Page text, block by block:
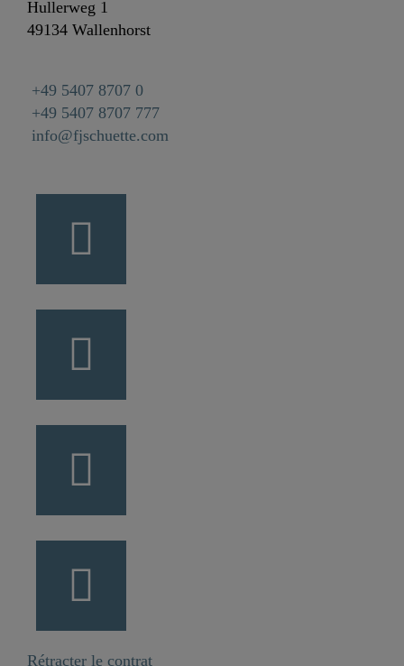
Hullerweg 1
49134 Wallenhorst
+49 5407 8707 0
+49 5407 8707 777
info@fjschuette.com
Rétracter le contrat